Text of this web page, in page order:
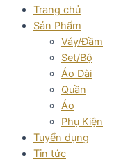
Trang chủ
Sản Phẩm
Váy/Đầm
Set/Bộ
Áo Dài
Quần
Áo
Phụ Kiện
Tuyển dụng
Tin tức